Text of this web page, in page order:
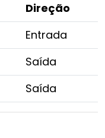
Direção
Entrada
Saída
Saída